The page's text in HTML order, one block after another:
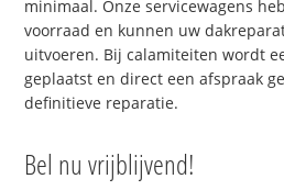
minimaal. Onze servicewagens
voorraad en kunnen uw
uitvoeren. Bij calamiteiten wordt
geplaatst en direct een afspraak
definitieve reparatie.
Bel nu vrijblijvend!